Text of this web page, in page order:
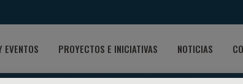
EVENTOS PROYECTOS E INICIATIVAS NOTICIAS